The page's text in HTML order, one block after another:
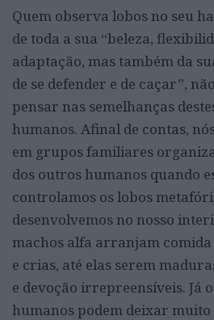
Quem observa lobos no seu
de toda a sua “beleza,
adaptação, mas também da
de se defender e de caçar”,
pensar nas semelhanças
humanos. Afinal de contas,
em grupos familiares
dos outros humanos quando
controlamos os lobos
desenvolvemos no nosso
machos alfa arranjam comida
e crias, até elas serem
e devoção irrepreensíveis. Já
humanos podem deixar muito